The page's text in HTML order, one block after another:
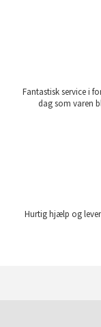
Fantastisk service i
dag som varen
Hurtig hjælp og